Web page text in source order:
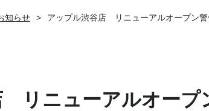
知らせ > アップル渋谷店 リニューアルオープン警
リニューアルオープ